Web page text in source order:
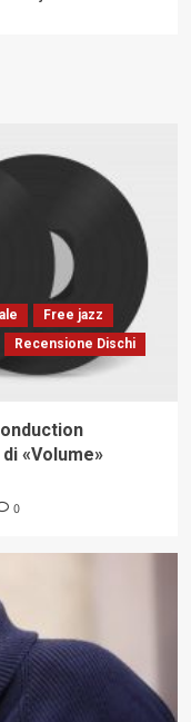
Free jazz
Recensione Dischi
«Volume»
0